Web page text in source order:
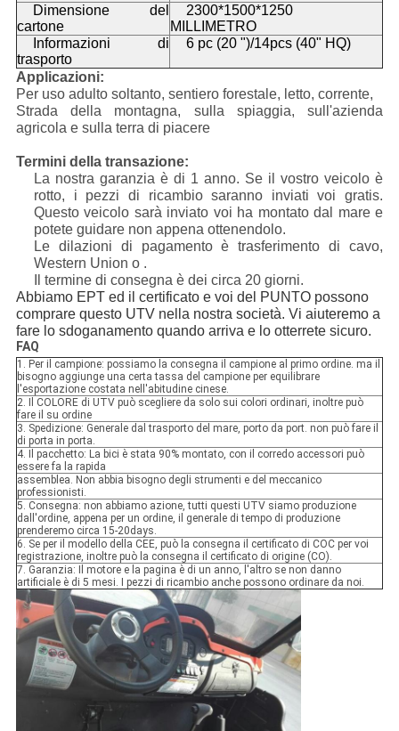
Dimensione del
cartone
2300*1500*1250
MILLIMETRO
Informazioni di
trasporto
6 pc (20 ")/14pcs (40" HQ)
Applicazioni:
Per uso adulto soltanto, sentiero forestale, letto, corrente,
Strada della montagna, sulla spiaggia, sull'azienda
agricola e sulla terra di piacere
Termini della transazione:
La nostra garanzia è di 1 anno. Se il vostro veicolo è
rotto, i pezzi di ricambio saranno inviati voi gratis.
Questo veicolo sarà inviato voi ha montato dal mare e
potete guidare non appena ottenendolo.
Le dilazioni di pagamento è trasferimento di cavo,
Western Union o .
Il termine di consegna è dei circa 20 giorni.
Abbiamo EPT ed il certificato e voi del PUNTO possono
comprare questo UTV nella nostra società. Vi aiuteremo a
fare lo sdoganamento quando arriva e lo otterrete sicuro.
FAQ
1. Per il campione: possiamo la consegna il campione al primo ordine. ma il
bisogno aggiunge una certa tassa del campione per equilibrare
l'esportazione costata nell'abitudine cinese.
2. Il COLORE di UTV può scegliere da solo sui colori ordinari, inoltre può
fare il su ordine
3. Spedizione: Generale dal trasporto del mare, porto da port. non può fare il
di porta in porta.
4. Il pacchetto: La bici è stata 90% montato, con il corredo accessori può
essere fa la rapida
assemblea. Non abbia bisogno degli strumenti e del meccanico
professionisti.
5. Consegna: non abbiamo azione, tutti questi UTV siamo produzione
dall'ordine, appena per un ordine, il generale di tempo di produzione
prenderemo circa 15-20days.
6. Se per il modello della CEE, può la consegna il certificato di COC per voi
registrazione, inoltre può la consegna il certificato di origine (CO).
7. Garanzia: Il motore e la pagina è di un anno, l'altro se non danno
artificiale è di 5 mesi. I pezzi di ricambio anche possono ordinare da noi.